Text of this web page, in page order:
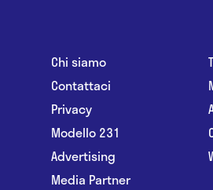
Chi siamo
Contattaci
Privacy
Modello 231
Advertising
Media Partner